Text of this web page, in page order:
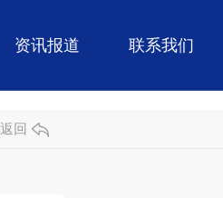
资讯报道 联系我们
返回